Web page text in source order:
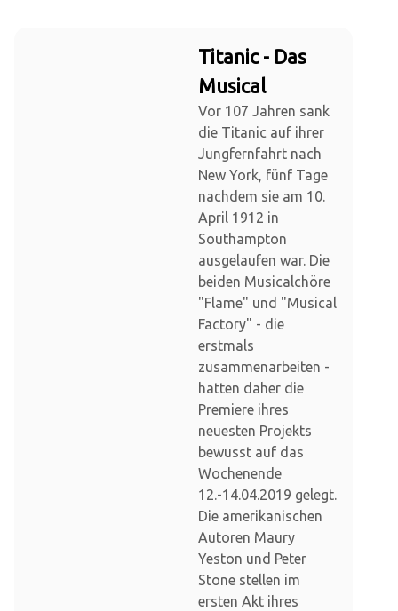
Titanic - Das
Musical
Vor 107 Jahren sank
die Titanic auf ihrer
Jungfernfahrt nach
New York, fünf Tage
nachdem sie am 10.
April 1912 in
Southampton
ausgelaufen war. Die
beiden Musicalchöre
"Flame" und "Musical
Factory" - die
erstmals
zusammenarbeiten -
hatten daher die
Premiere ihres
neuesten Projekts
bewusst auf das
Wochenende
12.-14.04.2019 gelegt.
Die amerikanischen
Autoren Maury
Yeston und Peter
Stone stellen im
ersten Akt ihres